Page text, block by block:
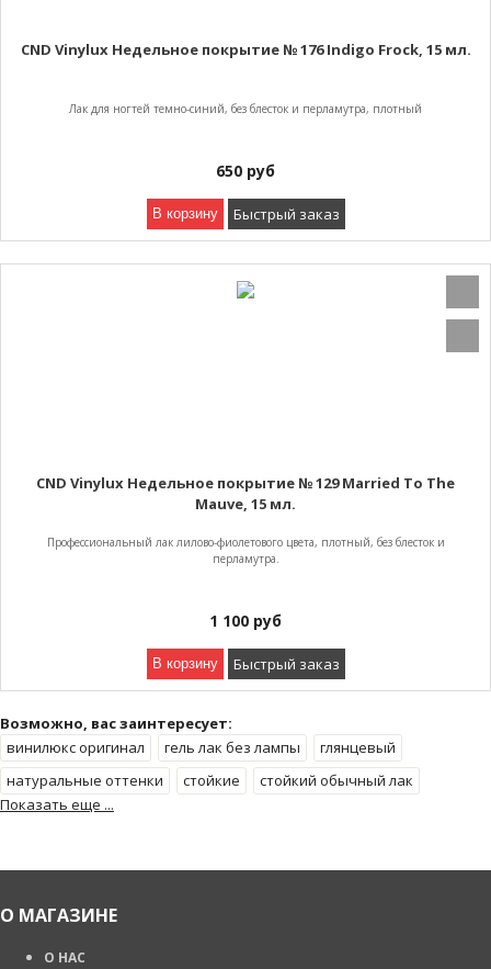
CND Vinylux Недельное покрытие № 176 Indigo Frock, 15 мл.
Лак для ногтей темно-синий, без блесток и перламутра, плотный
650 руб
В корзину Быстрый заказ
CND Vinylux Недельное покрытие № 129 Married To The
Mauve, 15 мл.
Профессиональный лак лилово-фиолетового цвета, плотный, без блесток и
перламутра.
1 100 руб
В корзину Быстрый заказ
Возможно, вас заинтересует:
Показать еще ...
винилюкс оригинал гель лак без лампы
глянцевый
натуральные оттенки
стойкие
стойкий обычный лак
укрепление для натуральных ногтей
О МАГАЗИНЕ
О НАС